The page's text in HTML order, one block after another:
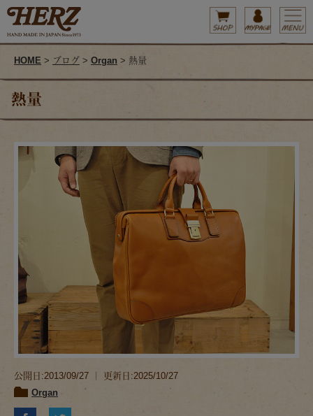
HOME > ブログ > Organ > 熱量
熱量
公開日:2013/09/27 ｜ 更新日:2025/10/27
Organ